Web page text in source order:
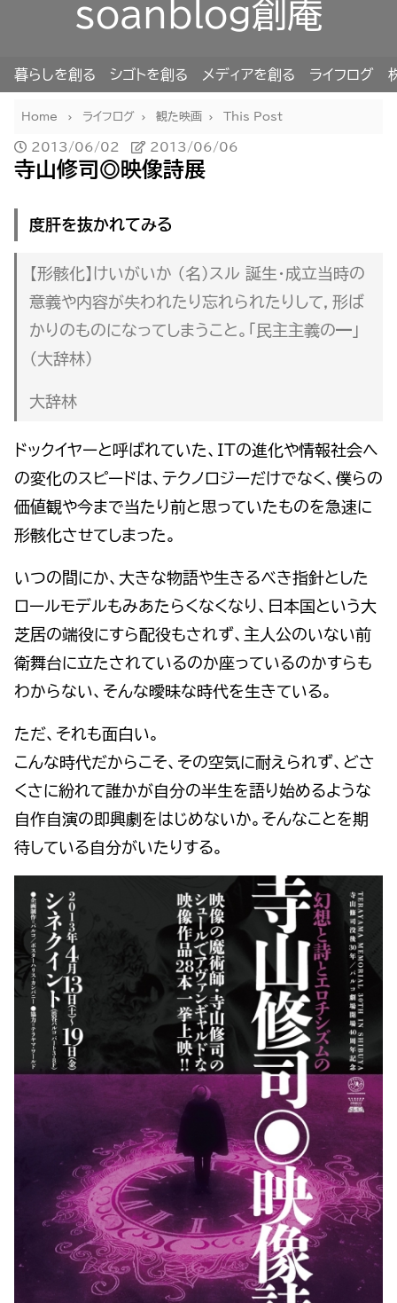
soanblog創庵
暮らしを創る シゴトを創る メディアを創る ライフログ
Home ライフログ 観た映画 This Post
2013/06/02 2013/06/06
寺山修司◎映像詩展
度肝を抜かれてみる
【形骸化】けいがいか （名）スル 誕生・成立当時の
意義や内容が失われたり忘れられたりして，形ば
かりのものになってしまうこと。「民主主義の━」
（大辞林）
大辞林
ドックイヤーと呼ばれていた、ITの進化や情報社会へ
の変化のスピードは、テクノロジーだけでなく、僕らの
価値観や今まで当たり前と思っていたものを急速に
形骸化させてしまった。
いつの間にか、大きな物語や生きるべき指針とした
ロールモデルもみあたらくなくなり、日本国という大
芝居の端役にすら配役もされず、主人公のいない前
衛舞台に立たされているのか座っているのかすらも
わからない、そんな曖昧な時代を生きている。
ただ、それも面白い。
こんな時代だからこそ、その空気に耐えられず、どさ
くさに紛れて誰かが自分の半生を語り始めるような
自作自演の即興劇をはじめないか。そんなことを期
待している自分がいたりする。